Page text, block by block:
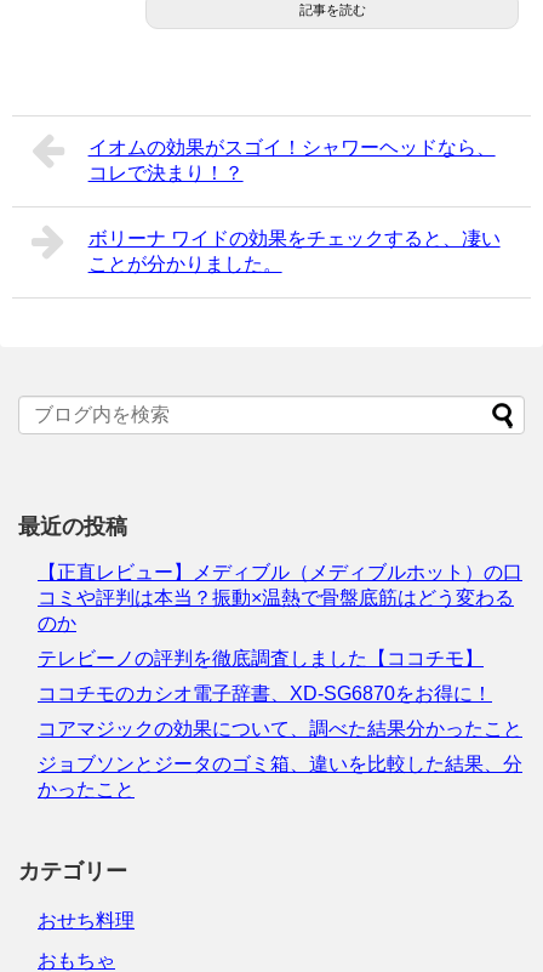
記事を読む
イオムの効果がスゴイ！シャワーヘッドなら、
コレで決まり！？
ボリーナ ワイドの効果をチェックすると、凄い
ことが分かりました。
最近の投稿
【正直レビュー】メディブル（メディブルホット）の口
コミや評判は本当？振動×温熱で骨盤底筋はどう変わる
のか
テレビーノの評判を徹底調査しました【ココチモ】
ココチモのカシオ電子辞書、XD-SG6870をお得に！
コアマジックの効果について、調べた結果分かったこと
ジョブソンとジータのゴミ箱、違いを比較した結果、分
かったこと
カテゴリー
おせち料理
おもちゃ